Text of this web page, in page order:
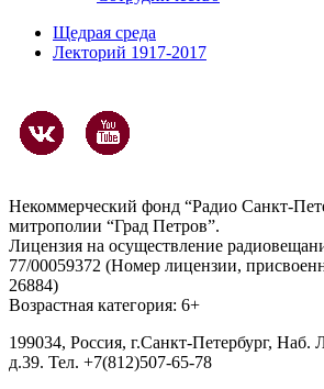
Щедрая среда
Лекторий 1917-2017
Некоммерческий фонд “Радио Санкт-
митрополии “Град Петров”.
Лицензия на осуществление
77/00059372 (Номер лицензии,
26884)
Возрастная категория: 6+
199034, Россия, г.Санкт-Петербург,
д.39. Тел. +7(812)507-65-78